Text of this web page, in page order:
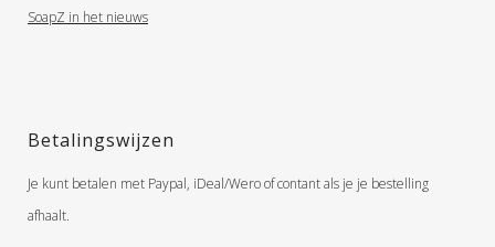
SoapZ in het nieuws
Betalingswijzen
Je kunt betalen met Paypal, iDeal/Wero of contant als je je bestelling
afhaalt.